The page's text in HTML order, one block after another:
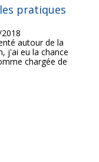
pratiques
autour de la
j'ai eu la chance
chargée de